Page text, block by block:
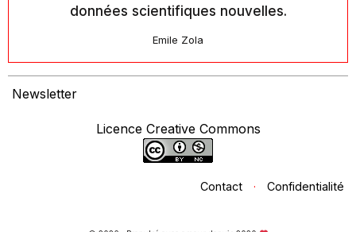
données scientifiques nouvelles.
Emile Zola
Newsletter
Licence Creative Commons
Contact · Confidentialité